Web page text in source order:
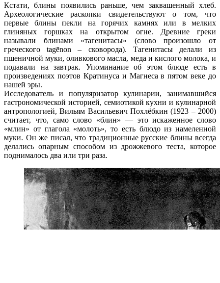
Кстати, блины появились раньше, чем заквашенный хлеб.
Археологические раскопки свидетельствуют о том, что
первые блины пекли на горячих камнях или в мелких
глиняных горшках на открытом огне. Древние греки
называли блинами «тагенитасы» (слово произошло от
греческого tagēnon – сковорода). Тагенитасы делали из
пшеничной муки, оливкового масла, меда и кислого молока, и
подавали на завтрак. Упоминание об этом блюде есть в
произведениях поэтов Кратинуса и Магнеса в пятом веке до
нашей эры.
Исследователь и популяризатор кулинарии, занимавшийся
гастрономической историей, семиотикой кухни и кулинарной
антропологией, Вильям Васильевич Похлёбкин (1923 – 2000)
считает, что, само слово «блин» — это искаженное слово
«млин» от глагола «молоть», то есть блюдо из намеленной
муки. Он же писал, что традиционные русские блины всегда
делались опарным способом из дрожжевого теста, которое
поднималось два или три раза.